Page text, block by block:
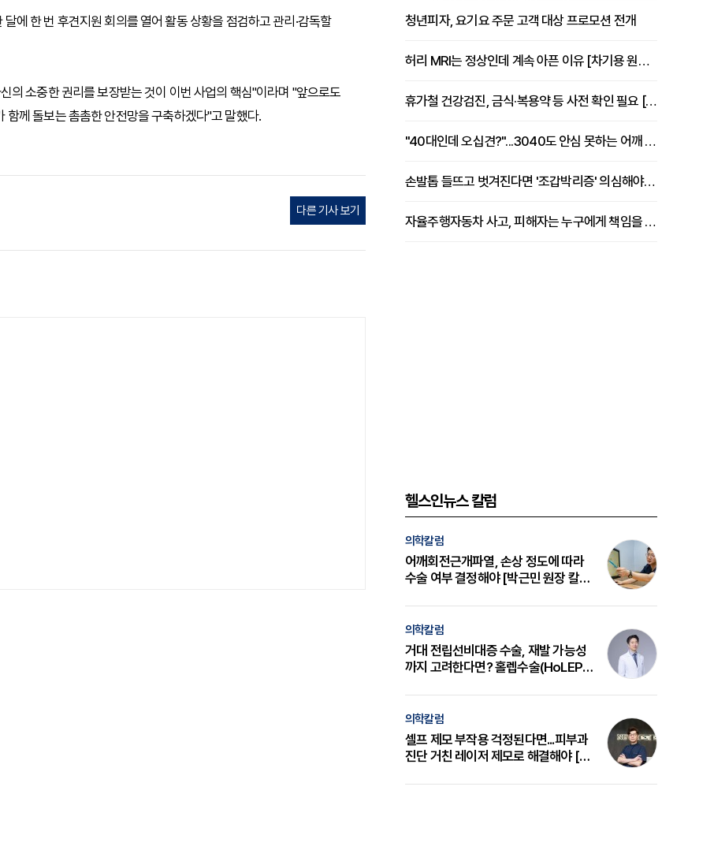
에 한 번 후견지원 회의를 열어 활동 상황을 점검하고 관리·감독할
의 소중한 권리를 보장받는 것이 이번 사업의 핵심"이라며 "앞으로도
께 돌보는 촘촘한 안전망을 구축하겠다"고 말했다.
다른 기사 보기
청년피자, 요기요 주문 고객 대상 프로모션 전개
허리 MRI는 정상인데 계속 아픈 이유 [차기용 원장 칼럼]
휴가철 건강검진, 금식·복용약 등 사전 확인 필요 [정도감 원장 칼럼]
"40대인데 오십견?"...3040도 안심 못하는 어깨 유착성 관절낭염
손발톱 들뜨고 벗겨진다면 '조갑박리증' 의심해야 [김철윤 원장 칼럼]
자율주행자동차 사고, 피해자는 누구에게 책임을 물을 수 있을까
헬스인뉴스 칼럼
의학칼럼
어깨회전근개파열, 손상 정도에 따라
수술 여부 결정해야 [박근민 원장 칼
의학칼럼
거대 전립선비대증 수술, 재발 가능성
까지 고려한다면? 홀렙수술(HoLEP)
의학칼럼
셀프 제모 부작용 걱정된다면...피부과
진단 거친 레이저 제모로 해결해야 [변